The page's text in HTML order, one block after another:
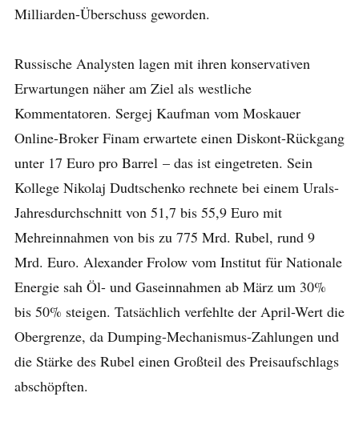
Milliarden-Überschuss geworden.
Russische Analysten lagen mit ihren konservativen
Erwartungen näher am Ziel als westliche
Kommentatoren. Sergej Kaufman vom Moskauer
Online-Broker Finam erwartete einen Diskont-Rückgang
unter 17 Euro pro Barrel – das ist eingetreten. Sein
Kollege Nikolaj Dudtschenko rechnete bei einem Urals-
Jahresdurchschnitt von 51,7 bis 55,9 Euro mit
Mehreinnahmen von bis zu 775 Mrd. Rubel, rund 9
Mrd. Euro. Alexander Frolow vom Institut für Nationale
Energie sah Öl- und Gaseinnahmen ab März um 30%
bis 50% steigen. Tatsächlich verfehlte der April-Wert die
Obergrenze, da Dumping-Mechanismus-Zahlungen und
die Stärke des Rubel einen Großteil des Preisaufschlags
abschöpften.